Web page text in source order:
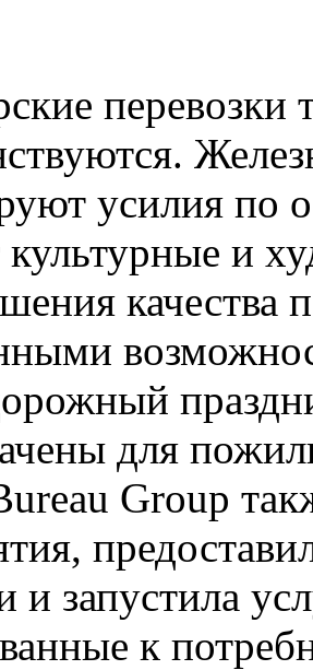
перевозки
усилия по
культурные и
качества
для
Group
и запустила
к